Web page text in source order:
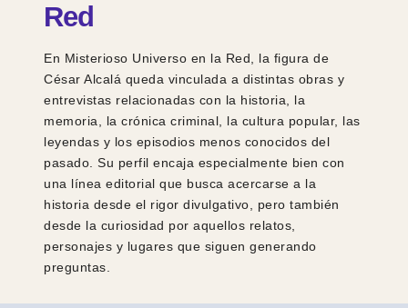
Red
En Misterioso Universo en la Red, la figura de
César Alcalá queda vinculada a distintas obras y
entrevistas relacionadas con la historia, la
memoria, la crónica criminal, la cultura popular, las
leyendas y los episodios menos conocidos del
pasado. Su perfil encaja especialmente bien con
una línea editorial que busca acercarse a la
historia desde el rigor divulgativo, pero también
desde la curiosidad por aquellos relatos,
personajes y lugares que siguen generando
preguntas.